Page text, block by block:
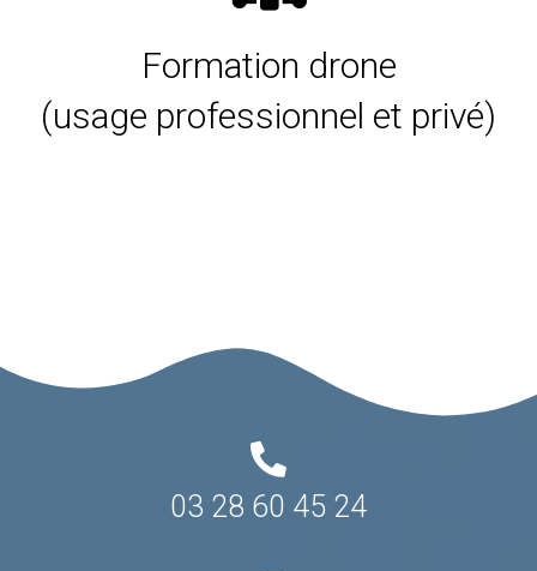
Formation drone
(usage professionnel et privé)
03 28 60 45 24